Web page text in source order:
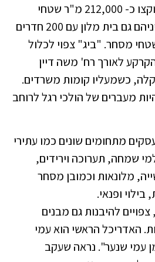
על פי תוכניות הבנייה יוקצו כ- 212,000 מ"ר שטחי
תעסוקה (משרדים), ביניהם גם בית מלון עם 200 חדרים
. "ביג" צפוי לכלול
לאורך רח' משה דיין
כשמעליו קומות משרדים.
מעברים של הולכי רגל לרוחב
מתחומים שונים כמו עתירי
שמחה, תערוכה וירידים,
מלונאות וכמובן מסחר
ופנאי.
להיבנות גם מבנים
האדריכל הראשי הוא עמי
עמי שנער". נראה שעקב